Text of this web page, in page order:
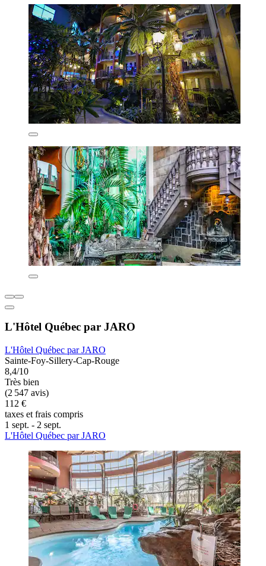
L'Hôtel Québec par JARO
L'Hôtel Québec par JARO
Sainte-Foy-Sillery-Cap-Rouge
8,4/10
Très bien
(2 547 avis)
112 €
taxes et frais compris
1 sept. - 2 sept.
L'Hôtel Québec par JARO